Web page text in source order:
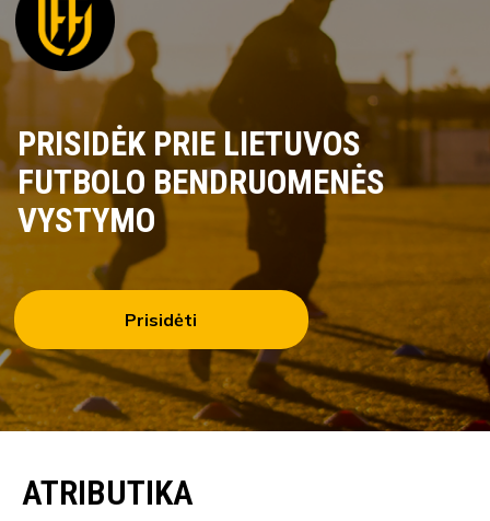
PRISIDĖK PRIE LIETUVOS
FUTBOLO BENDRUOMENĖS
VYSTYMO
Prisidėti
ATRIBUTIKA